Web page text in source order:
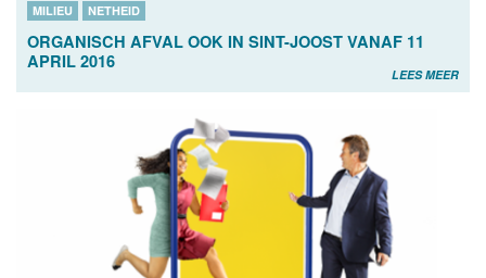
MILIEU NETHEID
ORGANISCH AFVAL OOK IN SINT-JOOST VANAF 11
APRIL 2016
LEES MEER